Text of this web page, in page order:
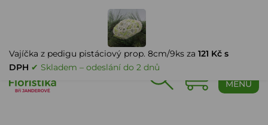
MENU
Vajíčka z pedigu pistáciový prop. 8cm/9ks za 121 Kč s
DPH ✔ Skladem – odeslání do 2 dnů